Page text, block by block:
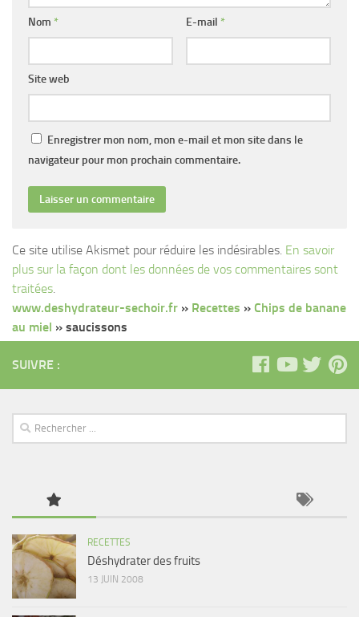
Nom * E-mail *
Site web
Enregistrer mon nom, mon e-mail et mon site dans le
navigateur pour mon prochain commentaire.
Ce site utilise Akismet pour réduire les indésirables. En savoir
plus sur la façon dont les données de vos commentaires sont
traitées.
www.deshydrateur-sechoir.fr » Recettes » Chips de banane
au miel » saucissons
SUIVRE :
RECETTES
Déshydrater des fruits
13 JUIN 2008